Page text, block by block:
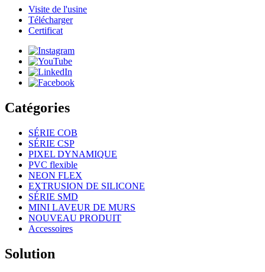
Visite de l'usine
Télécharger
Certificat
Catégories
SÉRIE COB
SÉRIE CSP
PIXEL DYNAMIQUE
PVC flexible
NEON FLEX
EXTRUSION DE SILICONE
SÉRIE SMD
MINI LAVEUR DE MURS
NOUVEAU PRODUIT
Accessoires
Solution